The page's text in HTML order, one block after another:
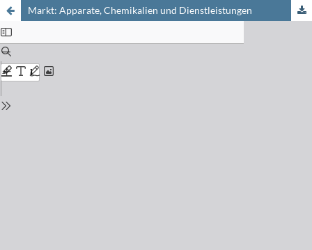
Markt: Apparate, Chemikalien und Dienstleistungen